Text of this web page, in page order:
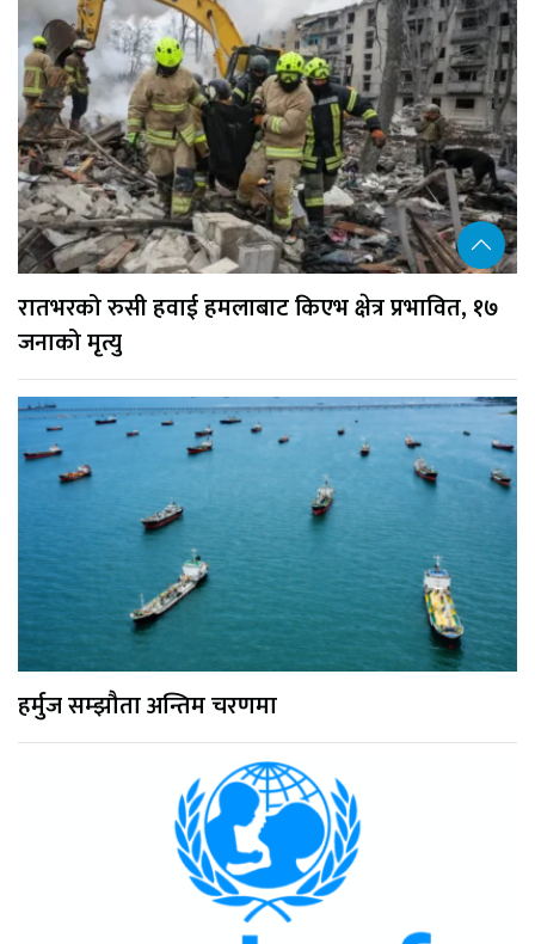
रातभरको रुसी हवाई हमलाबाट किएभ क्षेत्र प्रभावित, १७
जनाको मृत्यु
हर्मुज सम्झौता अन्तिम चरणमा